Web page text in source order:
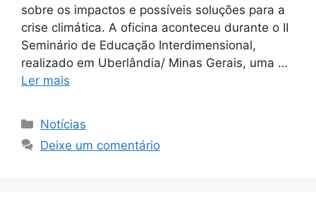
sobre os impactos e possíveis soluções para a
crise climática. A oficina aconteceu durante o II
Seminário de Educação Interdimensional,
realizado em Uberlândia/ Minas Gerais, uma …
Ler mais
Notícias
Deixe um comentário